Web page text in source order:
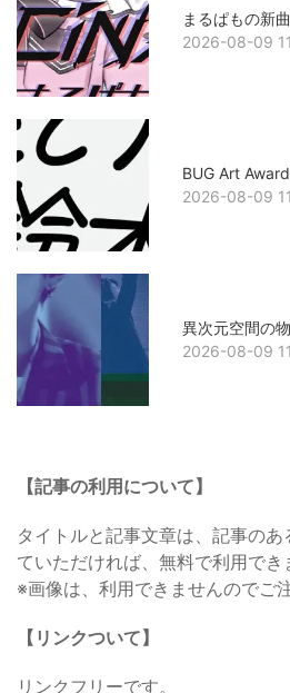
まるぱもの新
2026-08-09
BUG Art
2026-08-09
異次元空間の
2026-08-09
【記事の利用について】
タイトルと記事文章は、記事の
ていただければ、無料で利用でき
※画像は、利用できませんのでご
【リンクついて】
リンクフリーです。